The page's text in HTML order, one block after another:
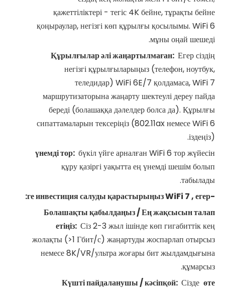
қажеттіліктері - тегіс 4K бейне, тұрақты бейне
қоңыраулар, негізгі көп құрылғы қосылымы. WiFi 6
мұны оңай шешеді.
Құрылғылар әлі жаңартылмаған: Егер сіздің
негізгі құрылғыларыңыз (телефон, ноутбук,
теледидар) WiFi 6E/7 қолдамаса, WiFi 7
маршрутизаторына жаңарту шектеулі дереу пайда
береді (болашаққа дәлелдер болса да). Құрылғы
сипаттамаларын тексеріңіз (802.11ax немесе WiFi 6
іздеңіз).
үнемді тор: бүкіл үйге арналған WiFi 6 тор жүйесін
құру қазіргі уақытта ең үнемді шешім болып
табылады.
-ге инвестиция салуды қарастырыңыз
WiFi 7, егер:
Болашақты қабылдаңыз / Ең жақсысын талап
етіңіз: Сіз 2-3 жыл ішінде көп гигабиттік кең
жолақты (>1 Гбит/с) жаңартуды жоспарлап отырсыз
немесе 8K/VR/ультра жоғары бит жылдамдығына
құмарсыз.
Күшті пайдаланушы / кәсіпқой: Сізде өте